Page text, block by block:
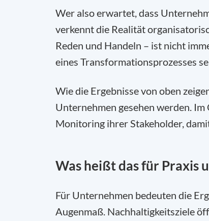
Wer also erwartet, dass
verkennt die Realität
Reden und Handeln – ist nicht
eines Transformationsprozesses
Wie die Ergebnisse von oben
Unternehmen gesehen werden.
Monitoring ihrer Stakeholder,
Was heißt das für Praxis
Für Unternehmen bedeuten die
Augenmaß. Nachhaltigkeitsziele